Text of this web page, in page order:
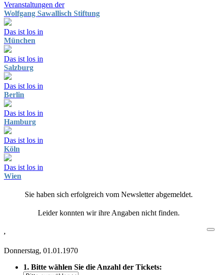
Veranstaltungen der
Wolfgang Sawallisch Stiftung
Das ist los in
München
Das ist los in
Salzburg
Das ist los in
Berlin
Das ist los in
Hamburg
Das ist los in
Köln
Das ist los in
Wien
Sie haben sich erfolgreich vom Newsletter abgemeldet.
Leider konnten wir ihre Angaben nicht finden.
,
Donnerstag, 01.01.1970
1. Bitte wählen Sie die Anzahl der Tickets: